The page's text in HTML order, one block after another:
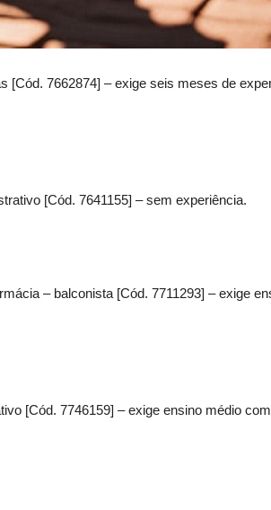
7662874] – exige seis meses de
[Cód. 7641155] – sem experiência.
– balconista [Cód. 7711293] – exige
[Cód. 7746159] – exige ensino médio